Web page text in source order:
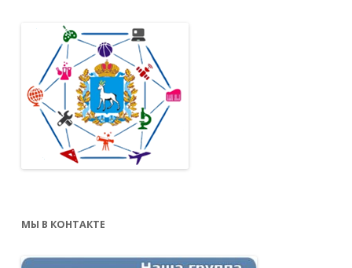
МЫ В КОНТАКТЕ